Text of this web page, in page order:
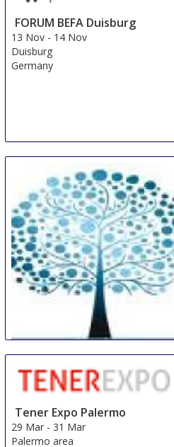
FORUM BEFA Duisburg
13 Nov - 14 Nov
Duisburg
Germany
Paris
France
Tener Expo Palermo
29 Mar - 31 Mar
Palermo area